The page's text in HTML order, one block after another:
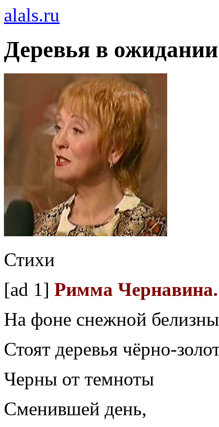
alals.ru
Деревья в
Стихи
[ad 1] Римма Чернавина.
На фоне снежной белизны
Стоят деревья чёрно-
Черны от темноты
Сменившей день,